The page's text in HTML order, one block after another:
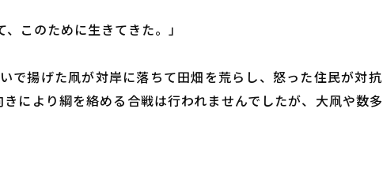
このために生きてきた。」
で揚げた凧が対岸に落ちて田畑を荒らし、怒った住民が対
により綱を絡める合戦は行われませんでしたが、大凧や数